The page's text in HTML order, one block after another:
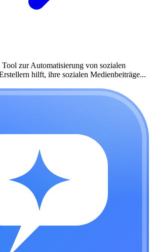
zur Automatisierung von sozialen
hilft, ihre sozialen Medienbeiträge...